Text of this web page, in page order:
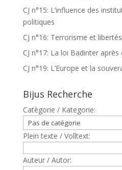
CJ n°15: L’influence des
politiques
CJ n°16: Terrorisme et
CJ n°17: La loi Badinter après
CJ n°19: L’Europe et la
Bijus Recherche
Catègorie / Kategorie:
Plein texte / Volltext:
Auteur / Autor: